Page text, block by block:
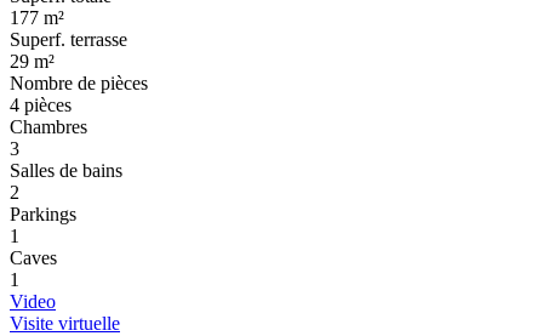
177 m²
Superf. terrasse
29 m²
Nombre de pièces
4 pièces
Chambres
3
Salles de bains
2
Parkings
1
Caves
1
Video
Visite virtuelle